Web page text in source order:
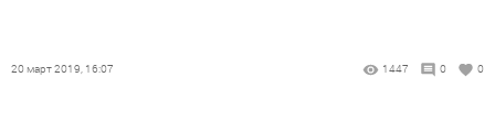
20 март 2019, 16:07 1447 0 0